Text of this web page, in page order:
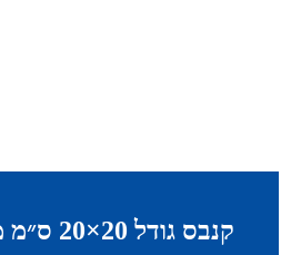
קנבס גודל 20×20 ס״מ מגיע זוגי